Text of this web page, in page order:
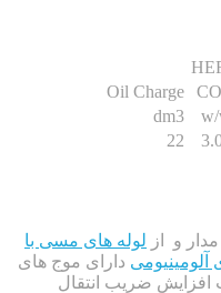
Oil
لوله های مسی با
دارای موج های
ضریب انتقال